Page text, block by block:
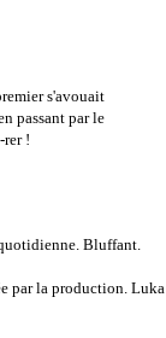
s'avouait
passant par le
!
Bluffant.
par la production. Luka